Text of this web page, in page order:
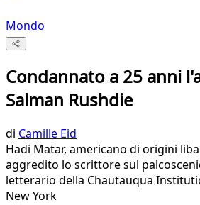
Mondo
Condannato a 25 anni
Salman Rushdie
di Camille Eid
Hadi Matar, americano di origini
aggredito lo scrittore sul
letterario della Chautauqua
New York